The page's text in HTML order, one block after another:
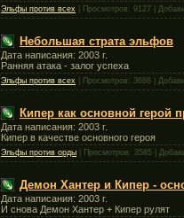
Эльфы против всех | Просмотров: 9127 |
Небольшая страта эльфов
Дата написания: 2003 г.
Ранняя атака - залог успеха
Эльфы против всех | Просмотров: 3688 |
Кипер как основной герой
Дата написания: 2003 г.
Кипер в качестве основного героя
Эльфы против орды | Просмотров: 3585 |
Демон Хантер и Кипер -
Дата написания: 2003 г.
И снова Демон Хантер + Кипер рулят